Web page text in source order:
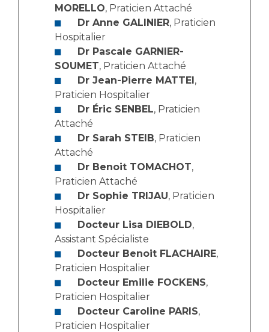
Handicap
Handi 13
Pôle Médecine Physique et Réadaptation
Accueil sourds et malentendants
Charte Romain Jacob
Mouvement Parcours Handicap 13
Activité physique
Cancer
Médecine nucléaire
Maladies rares
Plateforme des internes
Professionnels de santé
Adresser un patient
Réseaux de soins
Adresser un examen au Laboratoire de Biologie
Médicale
Radiologie / Imagerie
Cancérologie
Les pôles d'activité médicale
Anatomie et Cytologie Pathologiques
Adresser un examen au Laboratoire d'Infectiologie
Centres de référence Maladies Rares
Plateforme d'Expertise Maladies Rares
Presse / Multimédia
MORELLO, Praticien Attaché
Dr Anne GALINIER, Praticien
Hospitalier
Dr Pascale GARNIER-
SOUMET, Praticien Attaché
Dr Jean-Pierre MATTEI,
Praticien Hospitalier
Dr Éric SENBEL, Praticien
Attaché
Dr Sarah STEIB, Praticien
Attaché
Dr Benoit TOMACHOT,
Praticien Attaché
Dr Sophie TRIJAU, Praticien
Hospitalier
Docteur Lisa DIEBOLD,
Assistant Spécialiste
Docteur Benoit FLACHAIRE,
Praticien Hospitalier
Docteur Emilie FOCKENS,
Praticien Hospitalier
Docteur Caroline PARIS,
Praticien Hospitalier